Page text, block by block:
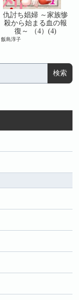
仇討ち娼婦 ～家族惨
殺から始まる血の報
復～ （4）(4)
飯島淳子